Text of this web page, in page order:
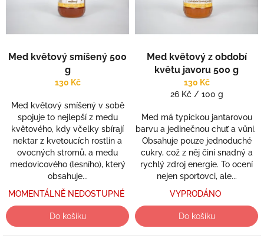
dMed květový smíšený 500
g
130 Kč
Med květový smíšený v sobě
spojuje to nejlepší z medu
květového, kdy včelky sbírají
nektar z kvetoucích rostlin a
ovocných stromů, a medu
medovicového (lesního), který
obsahuje...
MOMENTÁLNĚ NEDOSTUPNÉ
Do košíku
Med květový z období
květu javoru 500 g
130 Kč
Měrná
26 Kč / 100 g
Med má typickou jantarovou
barvu a jedinečnou chuť a vůni.
Obsahuje pouze jednoduché
cukry, což z něj činí snadný a
rychlý zdroj energie. To ocení
nejen sportovci, ale...
VYPRODÁNO
Do košíku